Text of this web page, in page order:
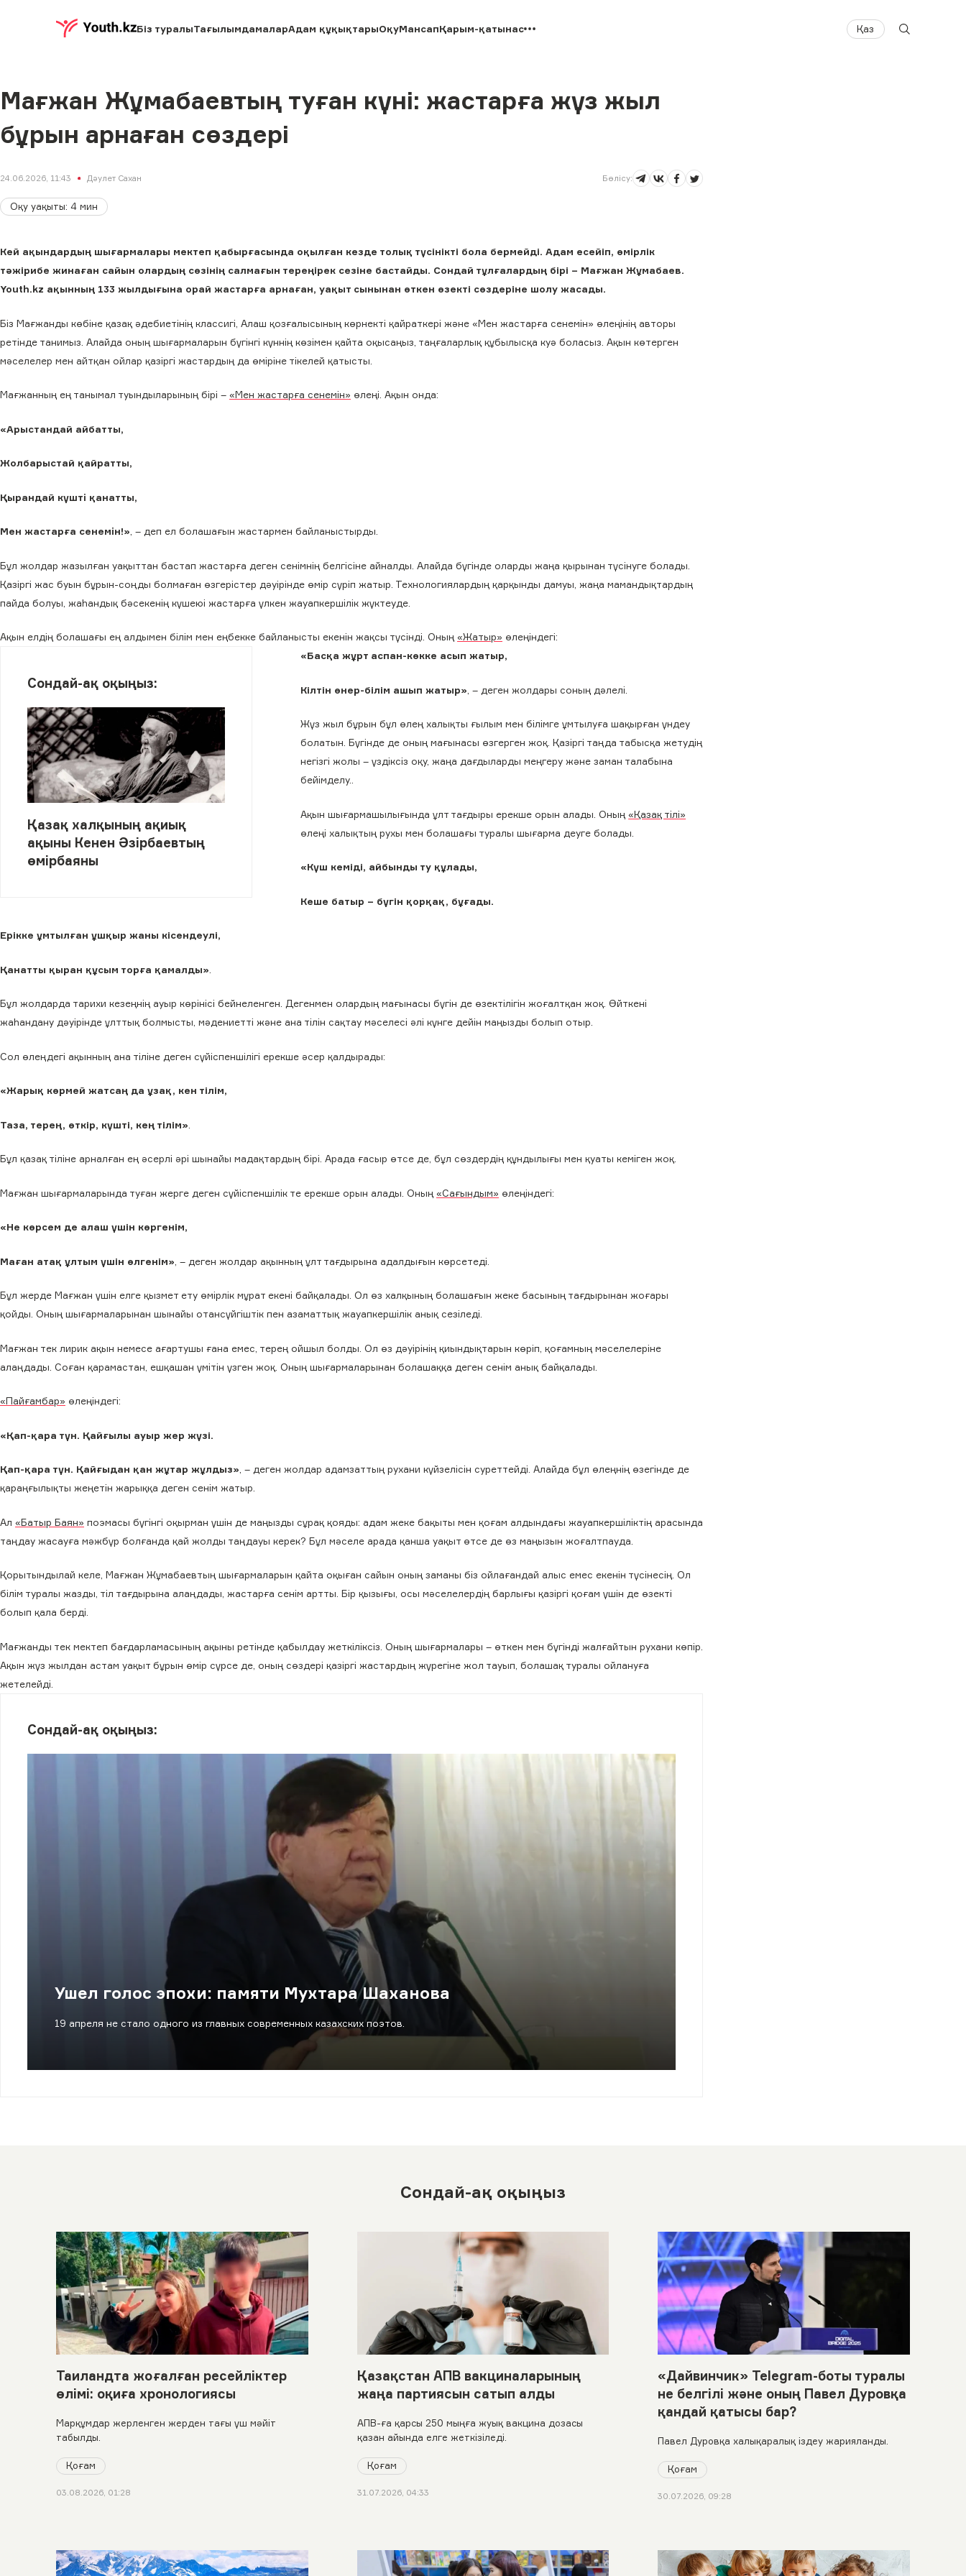
Біз туралыТағылымдамаларАдам құқықтарыОқуМансапҚарым-қатынас Қаз
Мағжан Жұмабаевтың туған күні: жастарға жүз жыл
бұрын арнаған сөздері
24.06.2026, 11:43 Дәулет Сахан Бөлісу:
Оқу уақыты: 4 мин
Кей ақындардың шығармалары мектеп қабырғасында оқылған кезде толық түсінікті бола бермейді. Адам есейіп, өмірлік
тәжірибе жинаған сайын олардың сөзінің салмағын тереңірек сезіне бастайды. Сондай тұлғалардың бірі – Мағжан Жұмабаев.
Youth.kz ақынның 133 жылдығына орай жастарға арнаған, уақыт сынынан өткен өзекті сөздеріне шолу жасады.
Біз Мағжанды көбіне қазақ әдебиетінің классигі, Алаш қозғалысының көрнекті қайраткері және «Мен жастарға сенемін» өлеңінің авторы
ретінде танимыз. Алайда оның шығармаларын бүгінгі күннің көзімен қайта оқысаңыз, таңғаларлық құбылысқа куә боласыз. Ақын көтерген
мәселелер мен айтқан ойлар қазіргі жастардың да өміріне тікелей қатысты.
Мағжанның ең танымал туындыларының бірі – «Мен жастарға сенемін» өлеңі. Ақын онда:
«Арыстандай айбатты,
Жолбарыстай қайратты,
Қырандай күштi қанатты,
Мен жастарға сенемiн!», – деп ел болашағын жастармен байланыстырды.
Бұл жолдар жазылған уақыттан бастап жастарға деген сенімнің белгісіне айналды. Алайда бүгінде оларды жаңа қырынан түсінуге болады.
Қазіргі жас буын бұрын-соңды болмаған өзгерістер дәуірінде өмір сүріп жатыр. Технологиялардың қарқынды дамуы, жаңа мамандықтардың
пайда болуы, жаһандық бәсекенің күшеюі жастарға үлкен жауапкершілік жүктеуде.
Ақын елдің болашағы ең алдымен білім мен еңбекке байланысты екенін жақсы түсінді. Оның «Жатыр» өлеңіндегі:
Сондай-ақ оқыңыз:
Қазақ халқының ақиық
ақыны Кенен Әзірбаевтың
өмірбаяны
«Басқа жұрт аспан-көкке асып жатыр,
Кілтін өнер-білім ашып жатыр» , – деген жолдары соның дәлелі.
Жүз жыл бұрын бұл өлең халықты ғылым мен білімге ұмтылуға шақырған үндеу
болатын. Бүгінде де оның мағынасы өзгерген жоқ. Қазіргі таңда табысқа жетудің
негізгі жолы – үздіксіз оқу, жаңа дағдыларды меңгеру және заман талабына
бейімделу..
Ақын шығармашылығында ұлт тағдыры ерекше орын алады. Оның«Қазақ тілі»
өлеңі халықтың рухы мен болашағы туралы шығарма деуге болады.
«Күш кеміді, айбынды ту құлады,
Кеше батыр – бүгін қорқақ, бұғады.
Ерікке ұмтылған ұшқыр жаны кісендеулі,
Қанатты қыран құсым торға қамалды»
Бұл жолдарда тарихи кезеңнің ауыр көрінісі бейнеленген. Дегенмен олардың мағынасы бүгін де өзектілігін жоғалтқан жоқ. Өйткені
жаһандану дәуірінде ұлттық болмысты, мәдениетті және ана тілін сақтау мәселесі әлі күнге дейін маңызды болып отыр.
Сол өлеңдегі ақынның ана тіліне деген сүйіспеншілігі ерекше әсер қалдырады:
«Жарық көрмей жатсаң да ұзақ, кен тілім,
Таза, терең, өткір, күшті, кең тілім»
Бұл қазақ тіліне арналған ең әсерлі әрі шынайы мадақтардың бірі. Арада ғасыр өтсе де, бұл сөздердің құндылығы мен қуаты кеміген жоқ.
Мағжан шығармаларында туған жерге деген сүйіспеншілік те ерекше орын алады. Оның «Сағындым» өлеңіндегі:
«Не көрсем де алаш үшін көргенім,
Маған атақ ұлтым үшін өлгенім» , – деген жолдар ақынның ұлт тағдырына адалдығын көрсетеді.
Бұл жерде Мағжан үшін елге қызмет ету өмірлік мұрат екені байқалады. Ол өз халқының болашағын жеке басының тағдырынан жоғары
қойды. Оның шығармаларынан шынайы отансүйгіштік пен азаматтық жауапкершілік анық сезіледі.
Мағжан тек лирик ақын немесе ағартушы ғана емес, терең ойшыл болды. Ол өз дәуірінің қиындықтарын көріп, қоғамның мәселелеріне
алаңдады. Соған қарамастан, ешқашан үмітін үзген жоқ. Оның шығармаларынан болашаққа деген сенім анық байқалады.
«Пайғамбар» өлеңіндегі:
«Қап-қара түн. Қайғылы ауыр жер жүзі.
Қап-қара түн. Қайғыдан қан жұтар жұлдыз», – деген жолдар адамзаттың рухани күйзелісін суреттейді. Алайда бұл өлеңнің өзегінде де
қараңғылықты жеңетін жарыққа деген сенім жатыр.
Ал «Батыр Баян» поэмасы бүгінгі оқырман үшін де маңызды сұрақ қояды: адам жеке бақыты мен қоғам алдындағы жауапкершіліктің арасында
таңдау жасауға мәжбүр болғанда қай жолды таңдауы керек? Бұл мәселе арада қанша уақыт өтсе де өз маңызын жоғалтпауда.
Қорытындылай келе, Мағжан Жұмабаевтың шығармаларын қайта оқыған сайын оның заманы біз ойлағандай алыс емес екенін түсінесің. Ол
білім туралы жазды, тіл тағдырына алаңдады, жастарға сенім артты. Бір қызығы, осы мәселелердің барлығы қазіргі қоғам үшін де өзекті
болып қала берді.
Мағжанды тек мектеп бағдарламасының ақыны ретінде қабылдау жеткіліксіз. Оның шығармалары – өткен мен бүгінді жалғайтын рухани көпір.
Ақын жүз жылдан астам уақыт бұрын өмір сүрсе де, оның сөздері қазіргі жастардың жүрегіне жол тауып, болашақ туралы ойлануға
жетелейді.
Сондай-ақ оқыңыз:
Ушел голос эпохи: памяти Мухтара Шаханова
19 апреля не стало одного из главных современных казахских поэтов.
Сондай-ақ оқыңыз
Таиландта жоғалған ресейліктер
өлімі: оқиға хронологиясы
Марқұмдар жерленген жерден тағы үш мәйіт
табылды.
Қоғам
03.08.2026, 01:28
Қазақстан АПВ вакциналарының
жаңа партиясын сатып алды
АПВ-ға қарсы 250 мыңға жуық вакцина дозасы
қазан айында елге жеткізіледі.
Қоғам
31.07.2026, 04:33
«Дайвинчик» Telegram-боты туралы
не белгілі және оның Павел Дуровқа
қандай қатысы бар?
Павел Дуровқа халықаралық іздеу жарияланды.
Қоғам
30.07.2026, 09:28